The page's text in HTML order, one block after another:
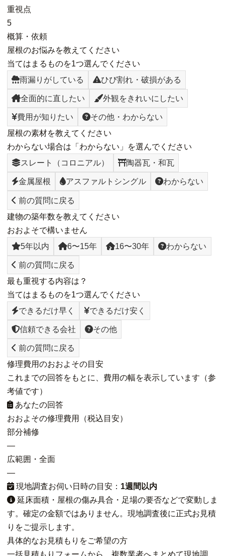
重視点
5
概算・依頼
屋根のお悩みを教えてください
当てはまるものを1つ選んでください
雨漏りがしている
ひび割れ・破損がある
全面的に直したい 外観をきれいにしたい
費用が知りたい
その他・わからない
屋根の素材を教えてください
わからない場合は「わからない」を選んでください
スレート（コロニアル）
陶器瓦・和瓦
金属屋根 アスファルトシングル わからない
前の質問に戻る
建物の築年数を教えてください
おおよそで構いません
5年以内
6〜15年 16〜30年 わからない
前の質問に戻る
最も重視する内容は？
当てはまるものを1つ選んでください
できるだけ早く
できるだけ安く
信頼できる会社 その他
前の質問に戻る
修理費用のおおよその目安
これまでの回答をもとに、費用の幅を表示しています（参
考値です）
あなたの回答
おおよその修理費用（税込目安）
部分補修
—
広範囲・全面
—
現地調査お伺い日時の目安： 1週間以内
延床面積・屋根の傷み具合・足場の要否などで変動しま
す。確定の金額ではありません。現地調査後に正式お見積
りをご提示します。
具体的なお見積もりをご希望の方
一括見積もりフォームから、複数業者へまとめて現地調